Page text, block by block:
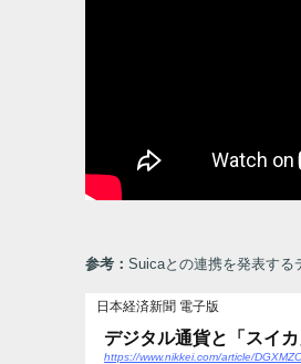
参考： Suicaとの連携を発表する
日本経済新聞 電子版
デジタル通貨と「スイ
https://www.nikkei.com/article/